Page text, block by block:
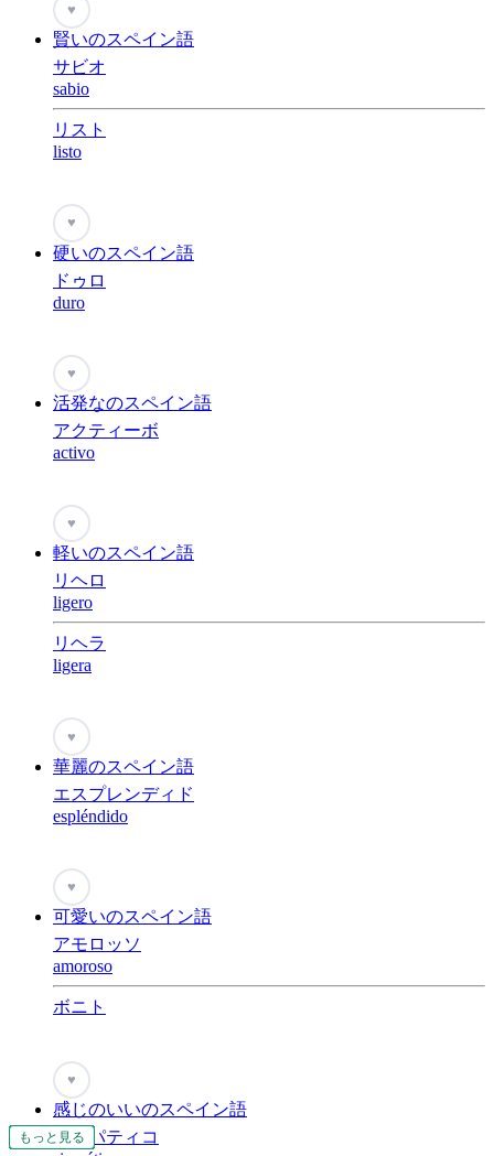
もっと見る
もっと見る
もっと見る
もっと見る
もっと見る
もっと見る
もっと見る
もっと見る
もっと見る
もっと見る
もっと見る
♥
賢いのスペイン語
サビオ
sabio
リスト
listo
♥
硬いのスペイン語
ドゥロ
duro
もっと見る
♥
活発なのスペイン語
アクティーボ
activo
♥
軽いのスペイン語
リヘロ
ligero
リヘラ
ligera
もっと見る
♥
華麗のスペイン語
エスプレンディド
espléndido
もっと見る
♥
可愛いのスペイン語
アモロッソ
amoroso
ボニト
もっと見る
♥
感じのいいのスペイン語
シンパティコ
もっと見る
もっと見る
もっと見る
もっと見る
もっと見る
もっと見る
もっと見る
もっと見る
もっと見る
もっと見る
もっと見る
もっと見る
もっと見る
もっと見る
もっと見る
もっと見る
もっと見る
もっと見る
もっと見る
もっと見る